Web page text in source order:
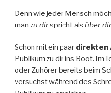
Denn wie jeder Mensch
man zu dirspricht als über
Schon mit ein paar direkten
Publikum zu dir ins Boot. Im
oder Zuhörer bereits beim
versuchst während des